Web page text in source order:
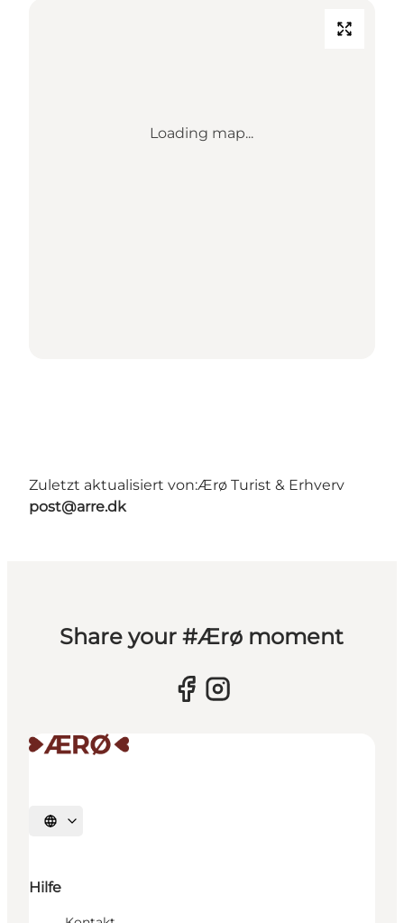
Loading map...
Zuletzt aktualisiert von:Ærø Turist & Erhverv
post@arre.dk
Share your #Ærø moment
Sprache auswählen
Hilfe